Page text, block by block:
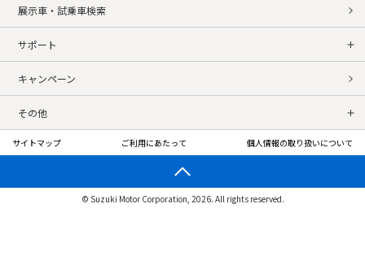
展示車・試乗車検索
サポート
キャンペーン
その他
サイトマップ ご利用にあたって 個人情報の取り扱いについて
© Suzuki Motor Corporation, 2026. All rights reserved.